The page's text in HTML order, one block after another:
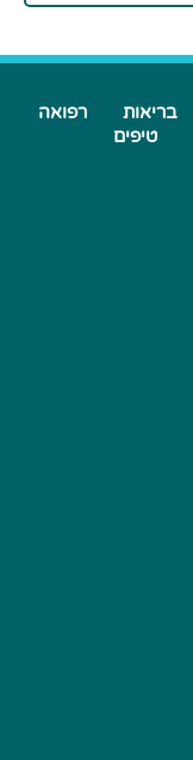
בריאות
רפואה
טיפים